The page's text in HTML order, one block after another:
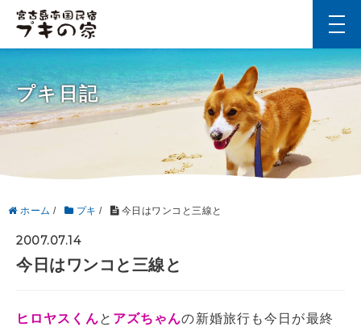
プキ日記
ホーム / プキ / 今日はワンコと三線と
2007.07.14
今日はワンコと三線と
ヒロヤスくんと アズちゃんの新婚旅行も今日が最終
t
o
g
g
l
v
a